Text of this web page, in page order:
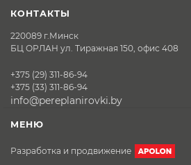
КОНТАКТЫ
220089 г.Минск
БЦ ОРЛАН ул. Тиражная 150, офис 408
+375 (29) 311-86-94
+375 (33) 311-86-94
info@pereplanirovki.by
МЕНЮ
Разработка и продвижение